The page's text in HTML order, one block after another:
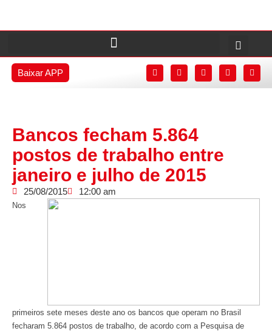
Baixar APP
Bancos fecham 5.864
postos de trabalho entre
janeiro e julho de 2015
25/08/2015 12:00 am
Nos
primeiros sete meses deste ano os bancos que operam no Brasil
fecharam 5.864 postos de trabalho, de acordo com a Pesquisa de